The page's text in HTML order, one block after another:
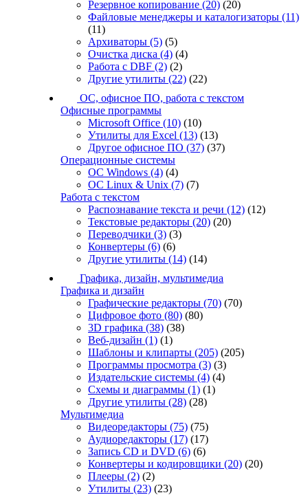
Резервное копирование (20) (20)
Файловые менеджеры и каталогизаторы (11)
(11)
Архиваторы (5) (5)
Очистка диска (4) (4)
Работа с DBF (2) (2)
Другие утилиты (22) (22)
ОС, офисное ПО, работа с текстом
Офисные программы
Microsoft Office (10) (10)
Утилиты для Excel (13) (13)
Другое офисное ПО (37) (37)
Операционные системы
ОС Windows (4) (4)
ОС Linux & Unix (7) (7)
Работа с текстом
Распознавание текста и речи (12) (12)
Текстовые редакторы (20) (20)
Переводчики (3) (3)
Конвертеры (6) (6)
Другие утилиты (14) (14)
Графика, дизайн, мультимедиа
Графика и дизайн
Графические редакторы (70) (70)
Цифровое фото (80) (80)
3D графика (38) (38)
Веб-дизайн (1) (1)
Шаблоны и клипарты (205) (205)
Программы просмотра (3) (3)
Издательские системы (4) (4)
Схемы и диаграммы (1) (1)
Другие утилиты (28) (28)
Мультимедиа
Видеоредакторы (75) (75)
Аудиоредакторы (17) (17)
Запись CD и DVD (6) (6)
Конвертеры и кодировщики (20) (20)
Плееры (2) (2)
Утилиты (23) (23)